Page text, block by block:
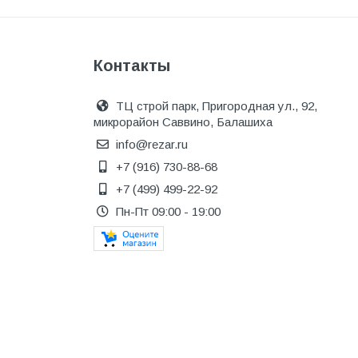
Краска и эмаль
Крепеж и герметики
Крепеж и фурнитура
Крепеж, фурнитура
Лак и растворитель
Лакокрасочные материалы
Контакты
ТЦ строй парк, Пригородная ул., 92,
микрорайон Саввино, Балашиха
info@rezar.ru
+7 (916) 730-88-68
+7 (499) 499-22-92
Пн-Пт 09:00 - 19:00